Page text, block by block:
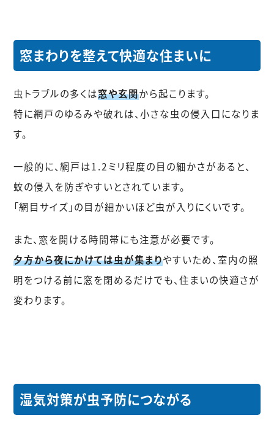
窓まわりを整えて快適な住まいに
虫トラブルの多くは窓や玄関から起こります。
特に網戸のゆるみや破れは、小さな虫の侵入口になりま
す。
一般的に、網戸は1.2ミリ程度の目の細かさがあると、
蚊の侵入を防ぎやすいとされています。
「網目サイズ」の目が細かいほど虫が入りにくいです。
また、窓を開ける時間帯にも注意が必要です。
夕方から夜にかけては虫が集まりやすいため、室内の照
明をつける前に窓を閉めるだけでも、住まいの快適さが
変わります。
湿気対策が虫予防につながる